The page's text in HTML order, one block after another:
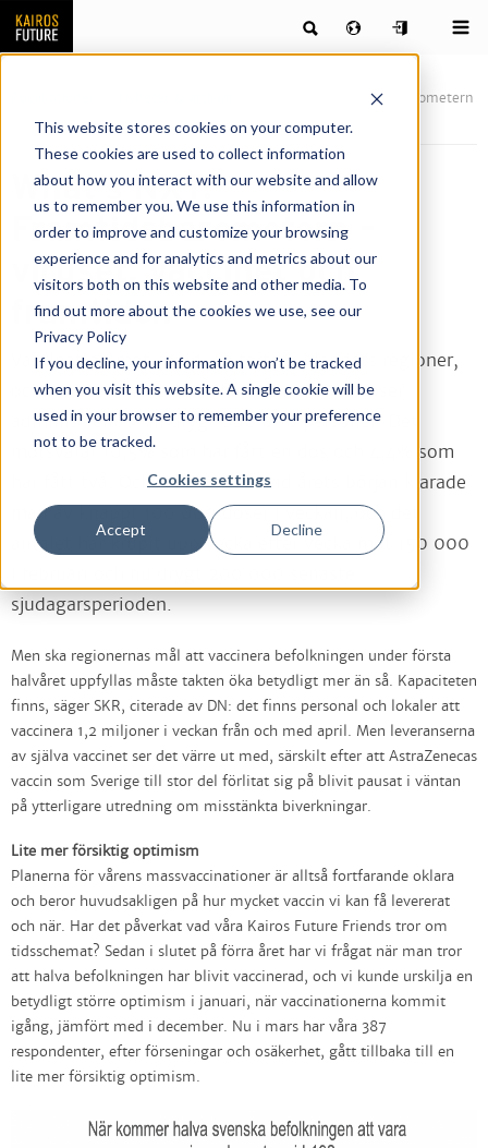
This website stores cookies on your computer.
These cookies are used to collect information
about how you interact with our website and allow
us to remember you. We use this information in
order to improve and customize your browsing
experience and for analytics and metrics about our
visitors both on this website and other media. To
find out more about the cookies we use, see our
Privacy Policy
If you decline, your information won’t be tracked
when you visit this website. A single cookie will be
used in your browser to remember your preference
not to be tracked.
Cookies settings
Accept Decline
What’s NXT: Framtidsbarometern
– viruset, vaccinet och framtiden
What’s NXT:
Framtidsbarometern –
viruset, vaccinet och
framtiden
Vaccination mot covid-19 fortgår i landets regioner,
och i mitten av vecka 11 har 1,2 miljoner doser
administrerats till drygt 860 000 personer. Det
motsvarar 10,5% som har fått en dos och 4,4% som
har fått två. Och takten ökar: vid årets början klarade
man av knappt 100 000 doser i veckan, och det
antalet har krupit upp vecka efter vecka mot 150 000
sjudagarsperioden.
Men ska regionernas mål att vaccinera befolkningen under första
halvåret uppfyllas måste takten öka betydligt mer än så. Kapaciteten
finns, säger SKR, citerade av DN: det finns personal och lokaler att
vaccinera 1,2 miljoner i veckan från och med april. Men leveranserna
av själva vaccinet ser det värre ut med, särskilt efter att AstraZenecas
vaccin som Sverige till stor del förlitat sig på blivit pausat i väntan
på ytterligare utredning om misstänkta biverkningar.
Lite mer försiktig optimism
Planerna för vårens massvaccinationer är alltså fortfarande oklara
och beror huvudsakligen på hur mycket vaccin vi kan få levererat
och när. Har det påverkat vad våra Kairos Future Friends tror om
tidsschemat? Sedan i slutet på förra året har vi frågat när man tror
att halva befolkningen har blivit vaccinerad, och vi kunde urskilja en
betydligt större optimism i januari, när vaccinationerna kommit
igång, jämfört med i december. Nu i mars har våra 387
respondenter, efter förseningar och osäkerhet, gått tillbaka till en
lite mer försiktig optimism.